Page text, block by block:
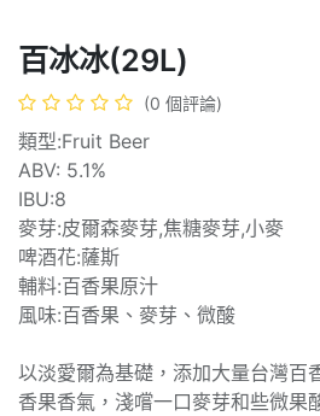
百冰冰(29L)
(0 個評論)
類型:Fruit Beer
ABV: 5.1%
IBU:8
麥芽:皮爾森麥芽,焦糖麥芽,小麥
啤酒花:薩斯
輔料:百香果原汁
風味:百香果、麥芽、微酸
以淡愛爾為基礎，添加大量台灣百
香果香氣，淺嚐一口麥芽和些微果